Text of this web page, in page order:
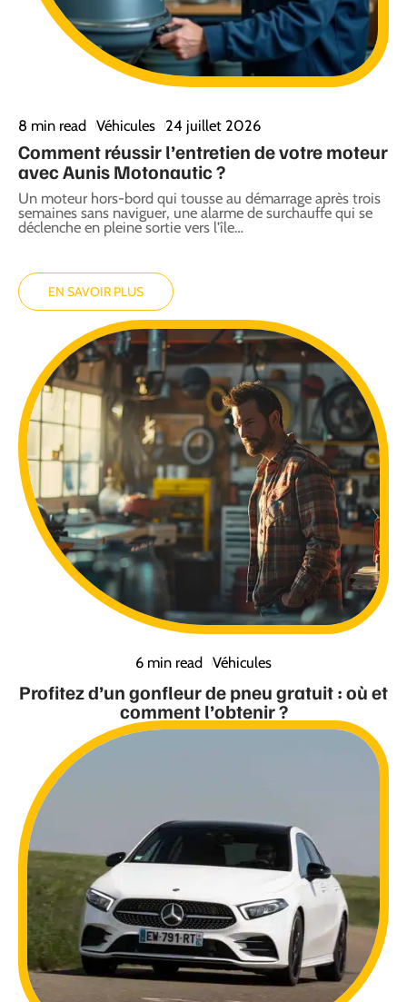
8 min read Véhicules 24 juillet 2026
Comment réussir l’entretien de votre moteur
avec Aunis Motonautic ?
Un moteur hors-bord qui tousse au démarrage après trois
semaines sans naviguer, une alarme de surchauffe qui se
déclenche en pleine sortie vers l'île…
EN SAVOIR PLUS
6 min read Véhicules
Profitez d’un gonfleur de pneu gratuit : où et
comment l’obtenir ?